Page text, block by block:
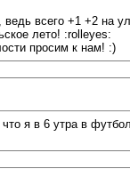
всего +1 +2 на
лето! :rolleyes:
просим к нам! :)
я в 6 утра в